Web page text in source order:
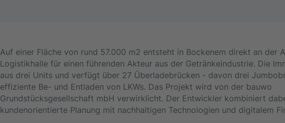
Auf einer Fläche von rund 57.000 m2 entsteht in Bockenem direkt an der
Logistikhalle für einen führenden Akteur aus der Getränkeindustrie. Die
aus drei Units und verfügt über 27 Überladebrücken - davon drei
effiziente Be- und Entladen von LKWs. Das Projekt wird von der bauwo
Grundstücksgesellschaft mbH verwirklicht. Der Entwickler kombiniert
kundenorientierte Planung mit nachhaltigen Technologien und digitalem